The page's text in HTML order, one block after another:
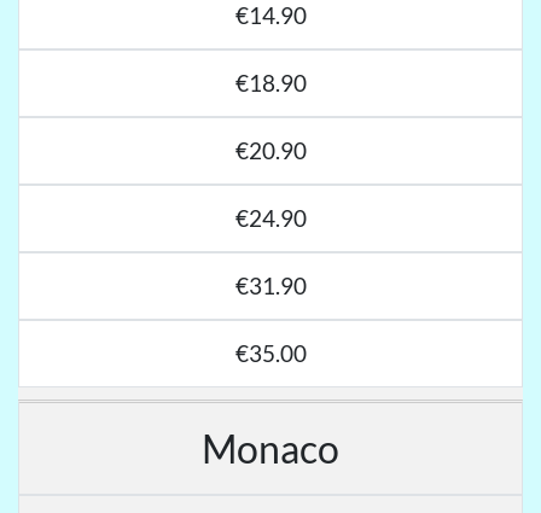
€14.90
€18.90
€20.90
€24.90
€31.90
€35.00
Monaco